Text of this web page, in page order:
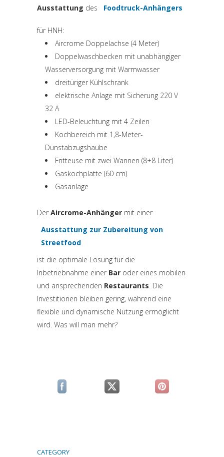
Ausstattung des Foodtruck-Anhängers
(si apre in una nuova
für HNH:
Aircrome Doppelachse (4 Meter)
Doppelwaschbecken mit unabhängiger
Wasserversorgung mit Warmwasser
dreitüriger Kühlschrank
elektrische Anlage mit Sicherung 220 V
32 A
LED-Beleuchtung mit 4 Zeilen
Kochbereich mit 1,8-Meter-
Dunstabzugshaube
Fritteuse mit zwei Wannen (8+8 Liter)
Gaskochplatte (60 cm)
Gasanlage
Der Aircrome-Anhänger mit einer
Ausstattung zur Zubereitung von
Streetfood
ist die optimale Lösung für die
Inbetriebnahme einer Bar oder eines mobilen
und ansprechenden Restaurants. Die
Investitionen bleiben gering, während eine
flexible und dynamische Nutzung ermöglicht
wird. Was will man mehr?
(si apre in una nuova scheda)
(si apre in una nuova scheda)
(si apre in una
CATEGORY